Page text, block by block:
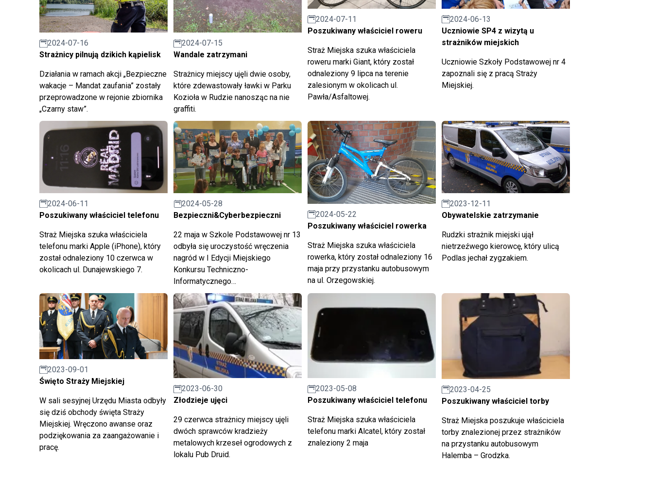
2024-07-16
Strażnicy pilnują dzikich kąpielisk
Działania w ramach akcji „Bezpieczne
wakacje – Mandat zaufania” zostały
przeprowadzone w rejonie zbiornika
„Czarny staw”.
2024-07-15
Wandale zatrzymani
Strażnicy miejscy ujęli dwie osoby,
które zdewastowały ławki w Parku
Kozioła w Rudzie nanosząc na nie
graffiti.
2024-07-11
Poszukiwany właściciel roweru
Straż Miejska szuka właściciela
roweru marki Giant, który został
odnaleziony 9 lipca na terenie
zalesionym w okolicach ul.
Pawła/Asfaltowej.
2024-06-13
Uczniowie SP4 z wizytą u
strażników miejskich
Uczniowie Szkoły Podstawowej nr 4
zapoznali się z pracą Straży
Miejskiej.
2024-06-11
Poszukiwany właściciel telefonu
Straż Miejska szuka właściciela
telefonu marki Apple (iPhone), który
został odnaleziony 10 czerwca w
okolicach ul. Dunajewskiego 7.
2024-05-28
Bezpieczni&Cyberbezpieczni
22 maja w Szkole Podstawowej nr 13
odbyła się uroczystość wręczenia
nagród w I Edycji Miejskiego
Konkursu Techniczno-
Informatycznego
"Bezpieczni&Cyberbezpieczni".
2024-05-22
Poszukiwany właściciel rowerka
Straż Miejska szuka właściciela
rowerka, który został odnaleziony 16
maja przy przystanku autobusowym
na ul. Orzegowskiej.
2023-12-11
Obywatelskie zatrzymanie
Rudzki strażnik miejski ujął
nietrzeźwego kierowcę, który ulicą
Podlas jechał zygzakiem.
2023-09-01
Święto Straży Miejskiej
W sali sesyjnej Urzędu Miasta odbyły
się dziś obchody święta Straży
Miejskiej. Wręczono awanse oraz
podziękowania za zaangażowanie i
pracę.
2023-06-30
Złodzieje ujęci
29 czerwca strażnicy miejscy ujęli
dwóch sprawców kradzieży
metalowych krzeseł ogrodowych z
lokalu Pub Druid.
2023-05-08
Poszukiwany właściciel telefonu
Straż Miejska szuka właściciela
telefonu marki Alcatel, który został
znaleziony 2 maja
2023-04-25
Poszukiwany właściciel torby
Straż Miejska poszukuje właściciela
torby znalezionej przez strażników
na przystanku autobusowym
Halemba – Grodzka.